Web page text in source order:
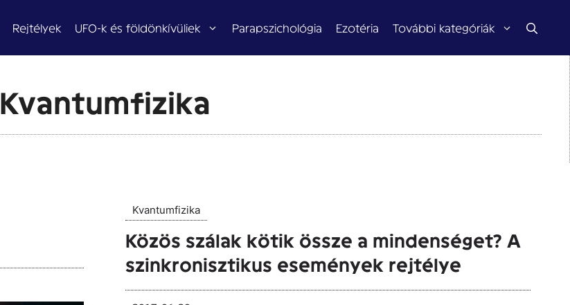
Rejtélyek UFO-k és földönkívüliek Parapszichológia Ezotéria További kategóriák
Kvantumfizika
Kvantumfizika
Közös szálak kötik össze a mindenséget? A
szinkronisztikus események rejtélye